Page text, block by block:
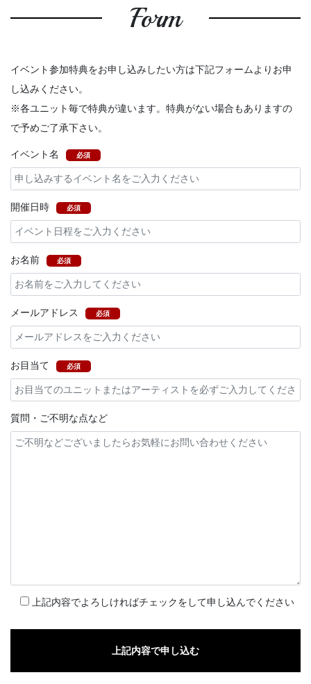
Form
イベント参加特典をお申し込みしたい方は下記フォームよりお申
し込みください。
※各ユニット毎で特典が違います。特典がない場合もありますの
で予めご了承下さい。
イベント名 必須
開催日時 必須
お名前 必須
メールアドレス 必須
お目当て 必須
質問・ご不明な点など
上記内容でよろしければチェックをして申し込んでください